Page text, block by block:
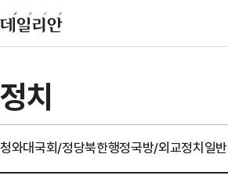
정치
청와대국회/정당북한행정국방/외교정치일반